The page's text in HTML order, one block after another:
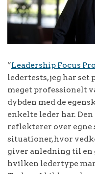
”Leadership Focus
ledertests, jeg har set
meget professionelt
dybden med de
enkelte leder har.
reflekterer over egne
situationer, hvor
giver anledning til en
hvilken ledertype